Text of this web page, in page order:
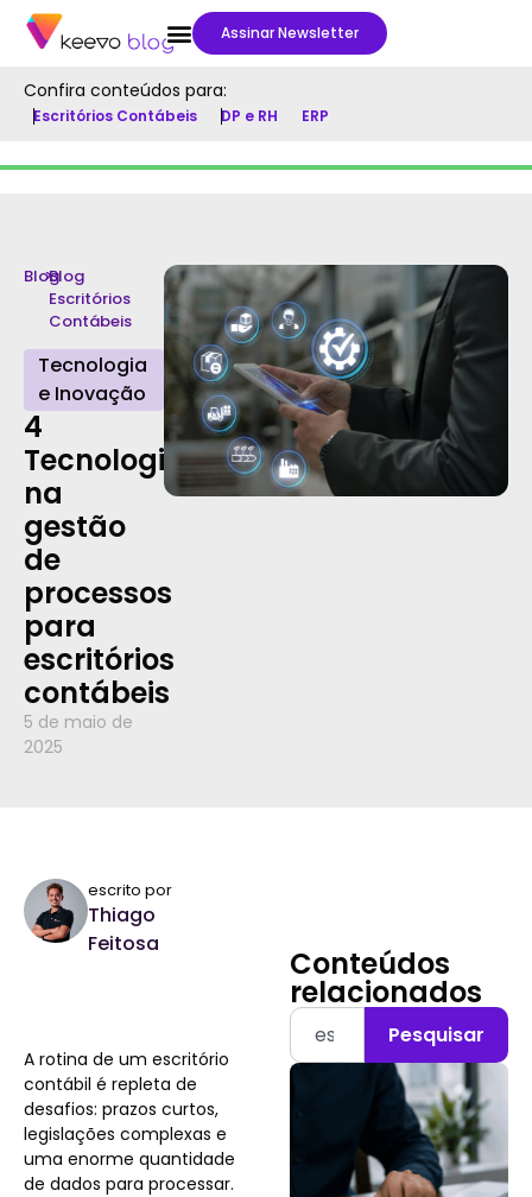
Assinar Newsletter
Confira conteúdos para:
Escritórios Contábeis DP e RH ERP
Blog
>Blog
Escritórios
Contábeis
Tecnologia
e Inovação
4
Tecnologias
na
gestão
de
processos
para
escritórios
contábeis
5 de maio de
2025
escrito por
Thiago
Feitosa
A rotina de um escritório
contábil é repleta de
desafios: prazos curtos,
legislações complexas e
uma enorme quantidade
de dados para processar.
Conteúdos
relacionados
Pesquisar